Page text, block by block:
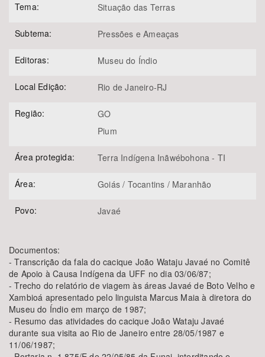
Tema: Situação das Terras
Subtema: Pressões e Ameaças
Editoras: Museu do Índio
Local Edição: Rio de Janeiro-RJ
Região:
GO
Pium
Área protegida: Terra Indígena Inãwébohona - TI
Área: Goiás / Tocantins / Maranhão
Povo: Javaé
Documentos:
- Transcrição da fala do cacique João Wataju Javaé no Comitê
de Apoio à Causa Indígena da UFF no dia 03/06/87;
- Trecho do relatório de viagem às áreas Javaé de Boto Velho e
Xambioá apresentado pelo linguista Marcus Maia à diretora do
Museu do Índio em março de 1987;
- Resumo das atividades do cacique João Wataju Javaé
durante sua visita ao Rio de Janeiro entre 28/05/1987 e
11/06/1987;